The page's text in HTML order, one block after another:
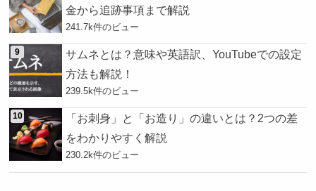
金から追跡事項まで解説
241.7k件のビュー
サムネとは？意味や英語訳、YouTubeでの設定
方法も解説！
239.5k件のビュー
「お刺身」と「お造り」の違いとは？2つの差
をわかりやすく解説
230.2k件のビュー